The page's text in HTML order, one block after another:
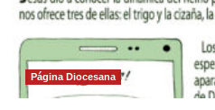
Página Diocesana